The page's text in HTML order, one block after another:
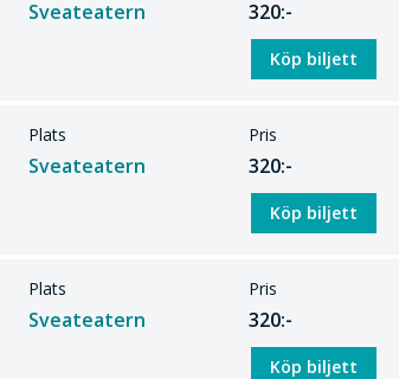
ska få möjlighet att njuta av den speciella
bedrev handel på 400-talet i våra
av Ingela Andersson. I sitt arbete har
i Lund, Kajsa S Lund, som kunde
mix och en härlig utmaning för kören.
Sveateatern 320:-
Köp biljett
Plats
Sveateatern
Pris
320:-
Köp biljett
Plats
Sveateatern
Pris
320:-
Köp biljett